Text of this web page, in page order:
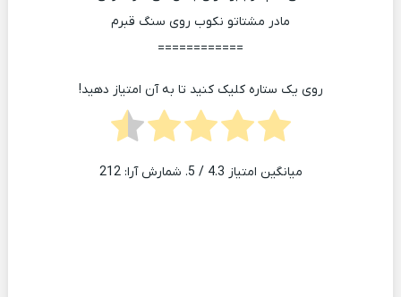
مادر مشتاتو نکوب روی سنگ قبرم
============
روی یک ستاره کلیک کنید تا به آن امتیاز دهید!
میانگین امتیاز 4.3 / 5. شمارش آرا: 212